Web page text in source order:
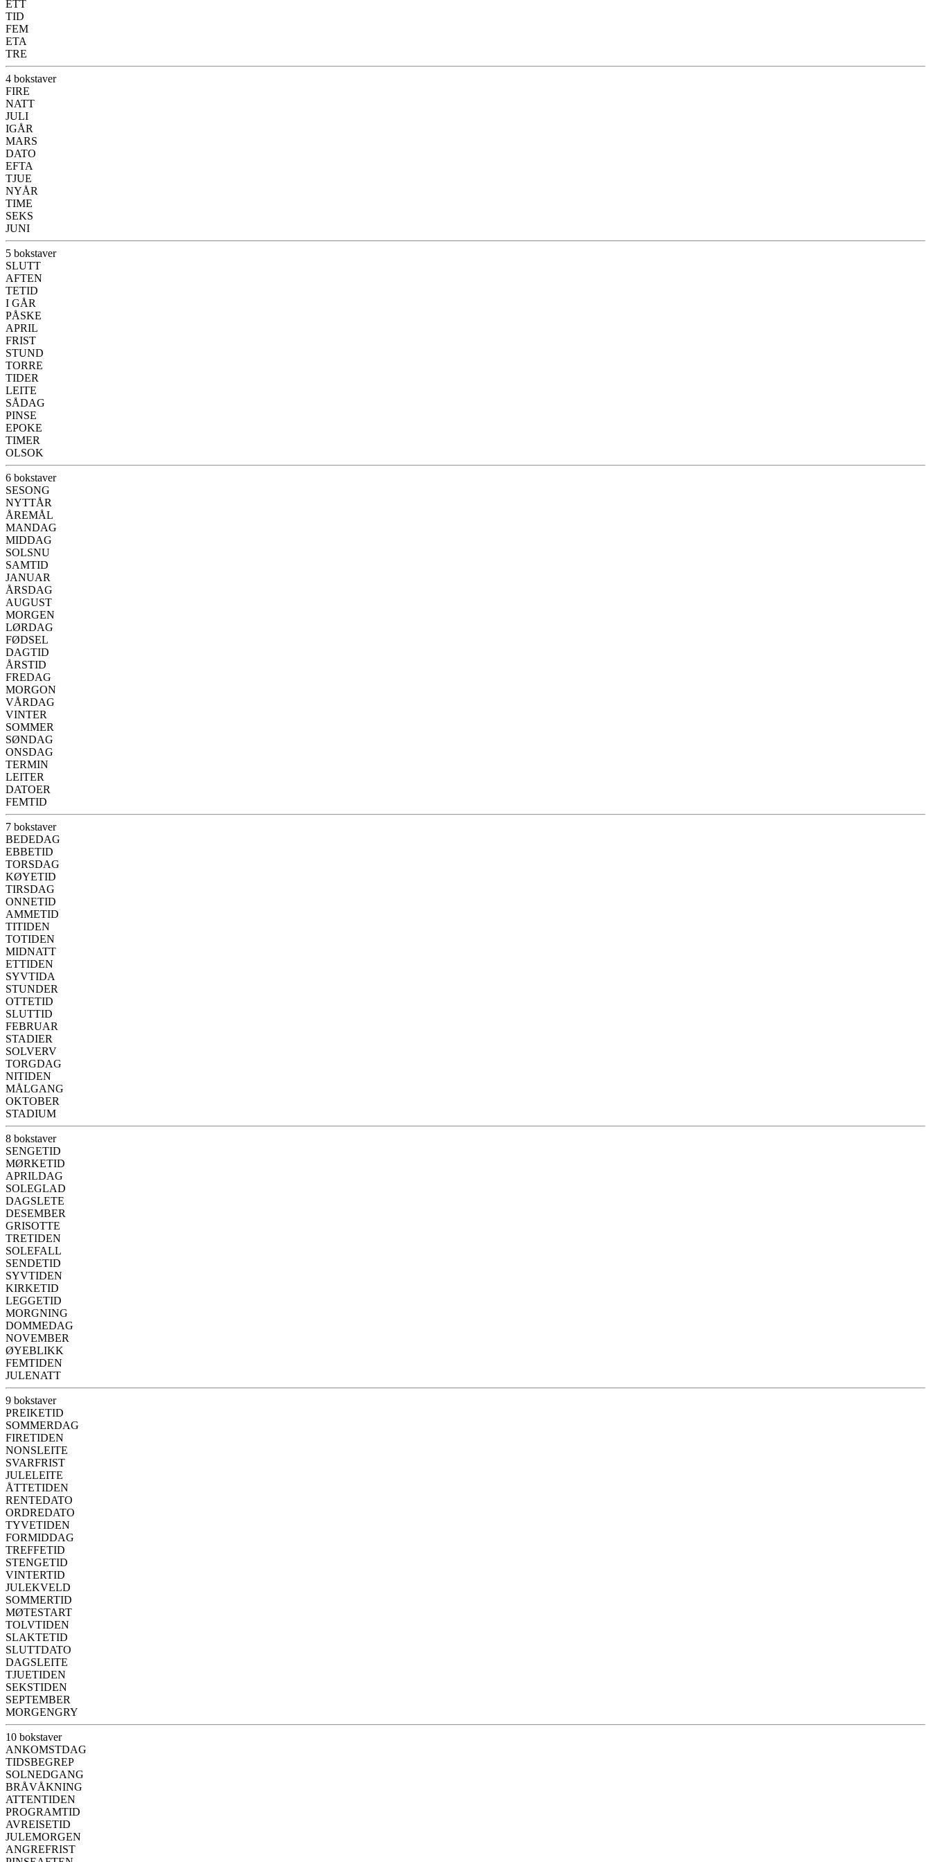
ETT
TID
FEM
ETA
TRE
4 bokstaver
FIRE
NATT
JULI
IGÅR
MARS
DATO
EFTA
TJUE
NYÅR
TIME
SEKS
JUNI
5 bokstaver
SLUTT
AFTEN
TETID
I GÅR
PÅSKE
APRIL
FRIST
STUND
TORRE
TIDER
LEITE
SÅDAG
PINSE
EPOKE
TIMER
OLSOK
6 bokstaver
SESONG
NYTTÅR
ÅREMÅL
MANDAG
MIDDAG
SOLSNU
SAMTID
JANUAR
ÅRSDAG
AUGUST
MORGEN
LØRDAG
FØDSEL
DAGTID
ÅRSTID
FREDAG
MORGON
VÅRDAG
VINTER
SOMMER
SØNDAG
ONSDAG
TERMIN
LEITER
DATOER
FEMTID
7 bokstaver
BEDEDAG
EBBETID
TORSDAG
KØYETID
TIRSDAG
ONNETID
AMMETID
TITIDEN
TOTIDEN
MIDNATT
ETTIDEN
SYVTIDA
STUNDER
OTTETID
SLUTTID
FEBRUAR
STADIER
SOLVERV
TORGDAG
NITIDEN
MÅLGANG
OKTOBER
STADIUM
8 bokstaver
SENGETID
MØRKETID
APRILDAG
SOLEGLAD
DAGSLETE
DESEMBER
GRISOTTE
TRETIDEN
SOLEFALL
SENDETID
SYVTIDEN
KIRKETID
LEGGETID
MORGNING
DOMMEDAG
NOVEMBER
ØYEBLIKK
FEMTIDEN
JULENATT
9 bokstaver
PREIKETID
SOMMERDAG
FIRETIDEN
NONSLEITE
SVARFRIST
JULELEITE
ÅTTETIDEN
RENTEDATO
ORDREDATO
TYVETIDEN
FORMIDDAG
TREFFETID
STENGETID
VINTERTID
JULEKVELD
SOMMERTID
MØTESTART
TOLVTIDEN
SLAKTETID
SLUTTDATO
DAGSLEITE
TJUETIDEN
SEKSTIDEN
SEPTEMBER
MORGENGRY
10 bokstaver
ANKOMSTDAG
TIDSBEGREP
SOLNEDGANG
BRÅVÅKNING
ATTENTIDEN
PROGRAMTID
AVREISETID
JULEMORGEN
ANGREFRIST